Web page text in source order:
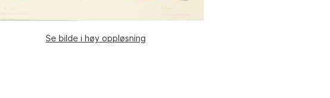
Se bilde i høy oppløsning